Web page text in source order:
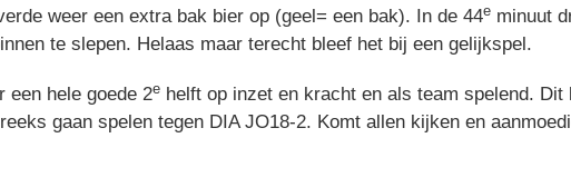
weer een extra bak bier op (geel= een bak). In de 44e minuut
te slepen. Helaas maar terecht bleef het bij een gelijkspel.
een hele goede 2e helft op inzet en kracht en als team spelend. Dit
gaan spelen tegen DIA JO18-2. Komt allen kijken en